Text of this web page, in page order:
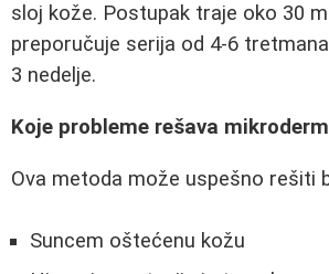
sloj kože. Postupak traje oko 30
preporučuje serija od 4-6
3 nedelje.
Koje probleme rešava
Ova metoda može uspešno rešiti
Suncem oštećenu kožu